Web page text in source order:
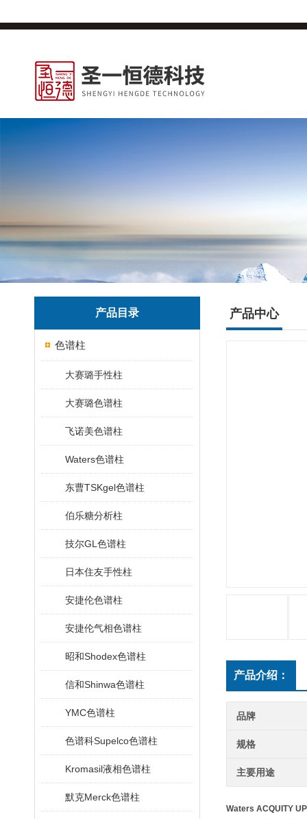
产品目录
色谱柱
大赛璐手性柱
大赛璐色谱柱
飞诺美色谱柱
Waters色谱柱
东曹TSKgel色谱柱
伯乐糖分析柱
技尔GL色谱柱
日本住友手性柱
安捷伦色谱柱
安捷伦气相色谱柱
昭和Shodex色谱柱
信和Shinwa色谱柱
YMC色谱柱
色谱科Supelco色谱柱
Kromasil液相色谱柱
默克Merck色谱柱
产品中心
产品介绍：
品牌
规格
主要用途
Waters ACQUITY